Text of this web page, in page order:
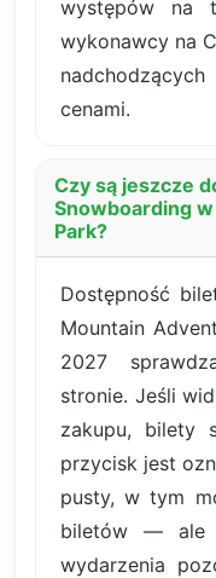
występów na
wykonawcy na
cenami.
Czy są jeszcze
Snowboarding
Park?
Dostępność
Mountain
2027
stronie. Jeśli
zakupu, bilety
przycisk jest
pusty, w tym
biletów — ale
wydarzenia